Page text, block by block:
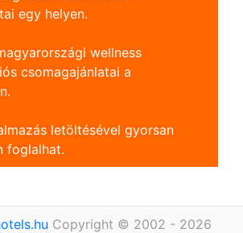
egy helyen.
wellness
csomagajánlatai a
letöltésével gyorsan
foglalhat.
Copyright © 2002 - 2026